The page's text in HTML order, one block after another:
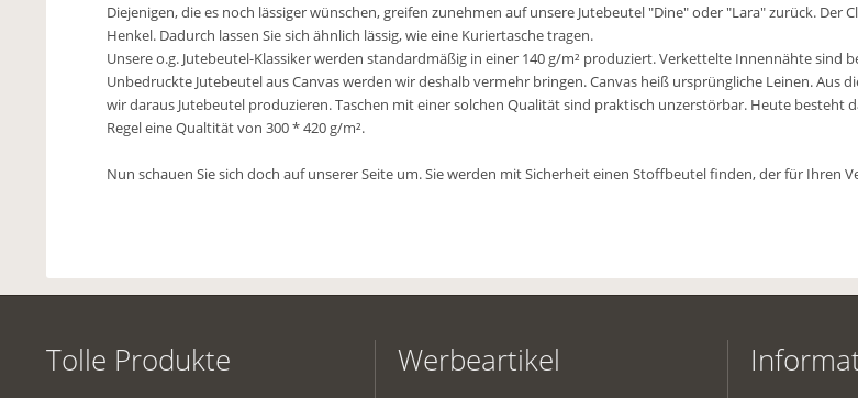
Diejenigen, die es noch lässiger wünschen, greifen zunehmen auf unsere Jutebeutel "Dine" oder "Lara" zurück. Der
Henkel. Dadurch lassen Sie sich ähnlich lässig, wie eine Kuriertasche tragen.
Unsere o.g. Jutebeutel-Klassiker werden standardmäßig in einer 140 g/m² produziert. Verkettelte Innennähte
Unbedruckte Jutebeutel aus Canvas werden wir deshalb vermehr bringen. Canvas heiß ursprüngliche Leinen. Aus
wir daraus Jutebeutel produzieren. Taschen mit einer solchen Qualität sind praktisch unzerstörbar. Heute besteht
Regel eine Qualtität von 300 * 420 g/m².
Nun schauen Sie sich doch auf unserer Seite um. Sie werden mit Sicherheit einen Stoffbeutel finden, der für Ihren
Tolle Produkte Werbeartikel